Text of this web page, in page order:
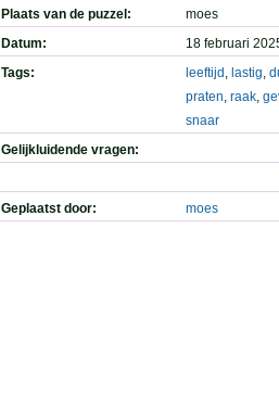
Plaats van de puzzel:
moes
Datum:
18 februari
Tags:
leeftijd , lastig,
praten, raak,
snaar
Gelijkluidende vragen:
Geplaatst door: moes